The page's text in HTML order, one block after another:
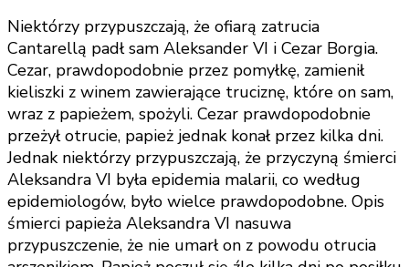
Niektórzy przypuszczają, że ofiarą zatrucia
Cantarellą padł sam Aleksander VI i Cezar Borgia.
Cezar, prawdopodobnie przez pomyłkę, zamienił
kieliszki z winem zawierające truciznę, które on sam,
wraz z papieżem, spożyli. Cezar prawdopodobnie
przeżył otrucie, papież jednak konał przez kilka dni.
Jednak niektórzy przypuszczają, że przyczyną śmierci
Aleksandra VI była epidemia malarii, co według
epidemiologów, było wielce prawdopodobne. Opis
śmierci papieża Aleksandra VI nasuwa
przypuszczenie, że nie umarł on z powodu otrucia